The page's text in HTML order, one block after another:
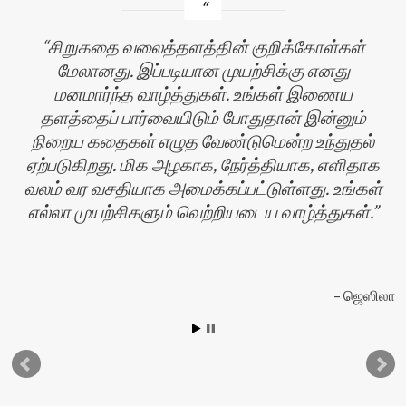
சிறுகதை வலைத்தளத்தின் குறிக்கோள்கள்
மேலானது. இப்படியான முயற்சிக்கு எனது
மனமார்ந்த வாழ்த்துகள். உங்கள் இணைய
தளத்தைப் பார்வையிடும் போதுதான் இன்னும்
நிறைய கதைகள் எழுத வேண்டுமென்ற உந்துதல்
ஏற்படுகிறது. மிக அழகாக, நேர்த்தியாக, எளிதாக
வலம் வர வசதியாக அமைக்கப்பட்டுள்ளது. உங்கள்
எல்லா முயற்சிகளும் வெற்றியடைய வாழ்த்துகள்.
ஜெஸிலா